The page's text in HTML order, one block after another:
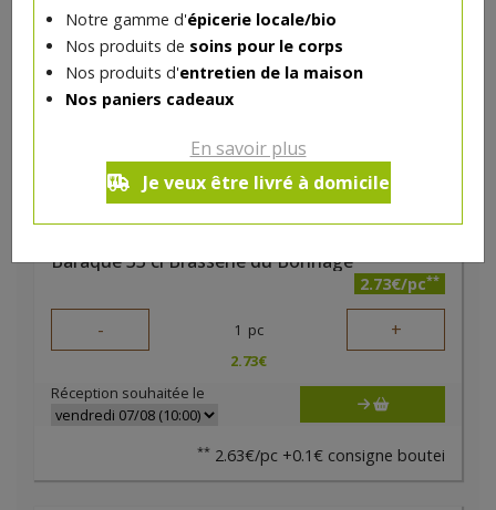
Notre gamme d'épicerie locale/bio
Nos produits de soins pour le corps
Nos produits d'entretien de la maison
Nos paniers cadeaux
En savoir plus
Je veux être livré à domicile
Baraque 33 cl Brasserie du Borinage
2.73€/pc**
- 1 pc +
2.73€
Réception souhaitée le
** 2.63€/pc +0.1€ consigne boutei